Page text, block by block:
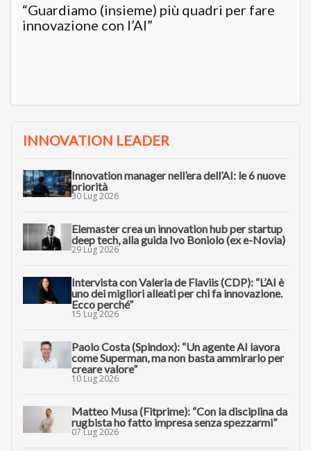
“Guardiamo (insieme) più quadri per fare
innovazione con l’AI”
INNOVATION LEADER
Innovation manager nell’era dell’AI: le 6 nuove
priorità
30 Lug 2026
Elemaster crea un innovation hub per startup
deep tech, alla guida Ivo Boniolo (ex e-Novia)
29 Lug 2026
Intervista con Valeria de Flaviis (CDP): “L’AI è
uno dei migliori alleati per chi fa innovazione.
Ecco perché”
15 Lug 2026
Paolo Costa (Spindox): “Un agente AI lavora
come Superman, ma non basta ammirarlo per
creare valore”
10 Lug 2026
Matteo Musa (Fitprime): “Con la disciplina da
rugbista ho fatto impresa senza spezzarmi”
07 Lug 2026